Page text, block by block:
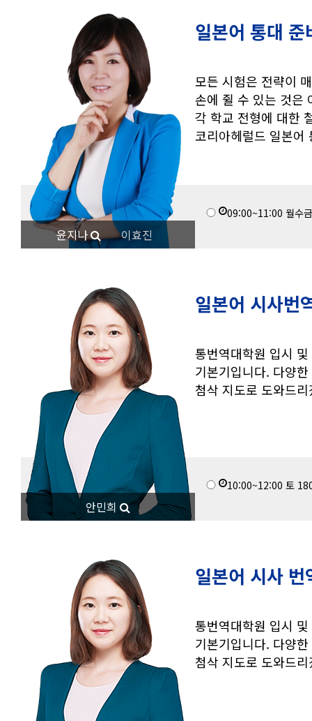
일본어 통대
모든 시험은 전략이
손에 쥘 수 있는 것은
각 학교 전형에 대한
코리아헤럴드 일본어
09:00~11:00 월수금
윤지나 이효진
일본어 시사번
통번역대학원 입시
기본기입니다. 다양
첨삭 지도로 도와드
10:00~12:00 토
안민희
일본어 시사 번
통번역대학원 입시
기본기입니다. 다양
첨삭 지도로 도와드